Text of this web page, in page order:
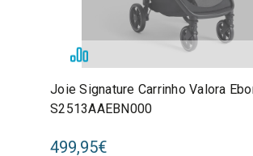
Joie Signature Carrinho Valora
S2513AAEBN000
499,95€